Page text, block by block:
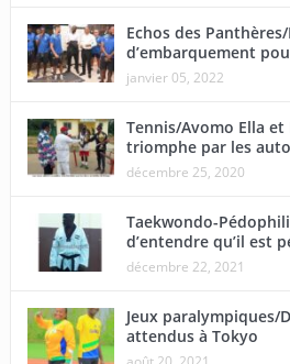
Echos des
d’embarquement
janvier 05, 2022
Tennis/Avomo Ella
triomphe par les
décembre 25, 2020
Taekwondo-
d’entendre qu’il est
décembre 22, 2021
Jeux paralympiques/
attendus à Tokyo